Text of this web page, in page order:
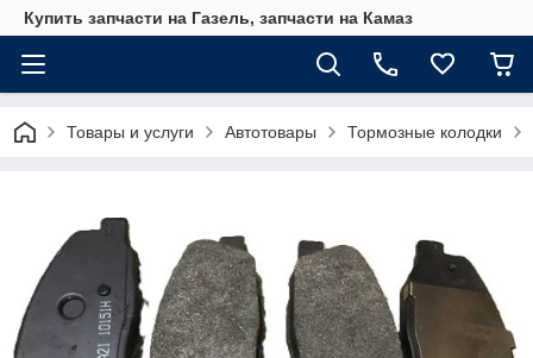
Купить запчасти на Газель, запчасти на Камаз
Товары и услуги Автотовары Тормозные колодки